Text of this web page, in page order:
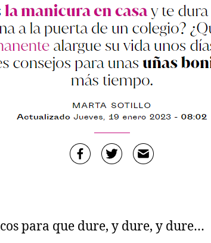
para que dure, y dure, y dure…